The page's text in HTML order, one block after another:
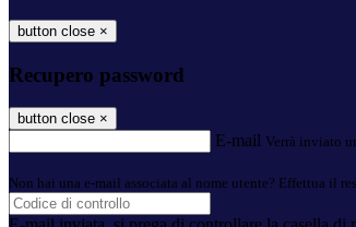
button close ×
Recupero password
button close ×
E-mail Verrà inviato
Non hai una e-mail associata al nome utente? Effettua il